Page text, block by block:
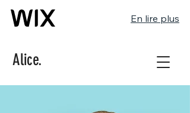
En lire plus